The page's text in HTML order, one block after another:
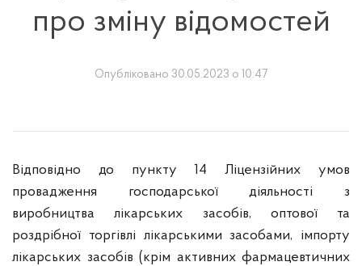
про зміну відомостей
Опубліковано 30.05.2023 о 10:47
Відповідно до пункту 14 Ліцензійних умов
провадження господарської діяльності з
виробництва лікарських засобів, оптової та
роздрібної торгівлі лікарськими засобами, імпорту
лікарських засобів (крім активних фармацевтичних